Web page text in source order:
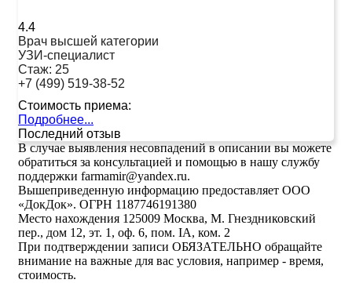
4.4
Врач высшей категории
УЗИ-специалист
Стаж: 25
+7 (499) 519-38-52
Стоимость приема:
Подробнее...
Последний отзыв
В случае выявления несовпадений в описании вы можете
обратиться за консультацией и помощью в нашу службу
поддержки farmamir@yandex.ru.
Вышеприведенную информацию предоставляет ООО
«ДокДок». ОГРН 1187746191380
Место нахождения 125009 Москва, М. Гнездниковский
пер., дом 12, эт. 1, оф. 6, пом. IA, ком. 2
При подтверждении записи ОБЯЗАТЕЛЬНО обращайте
внимание на важные для вас условия, например - время,
стоимость.